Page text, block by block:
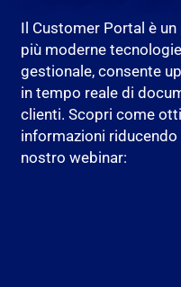
Il Customer Portal è
più moderne
gestionale, consente
in tempo reale di
clienti. Scopri come
informazioni
nostro webinar: